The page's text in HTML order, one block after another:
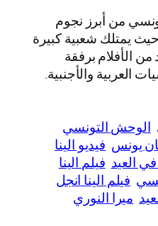
من أبرز نجوم
يمتلك شعبية كبيرة
الأفلام برفقة
العربية والأجنبية.
الوحش التونسي
يونس فيديو الينا
العيد فيلم الينا
فيلم الينا انجل
ميرا النوري